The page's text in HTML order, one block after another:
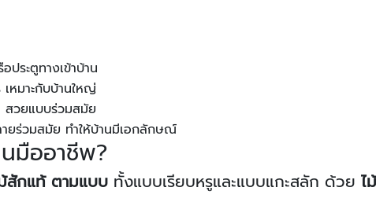
ประตูทางเข้าบ้าน
หมาะกับบ้านใหญ่
สวยแบบร่วมสมัย
ยร่วมสมัย ทำให้บ้านมีเอกลักษณ์
มืออาชีพ?
สักแท้ ตามแบบ ทั้งแบบเรียบหรูและแบบแกะสลัก ด้วย ไ